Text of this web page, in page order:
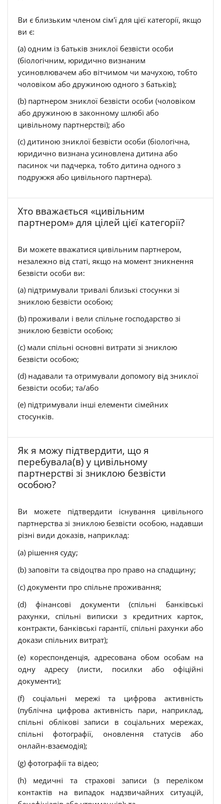
Ви є близьким членом сім'ї для цієї категорії, якщо
ви є:
(a) одним із батьків зниклої безвісти особи
(біологічним, юридично визнаним
усиновлювачем або вітчимом чи мачухою, тобто
чоловіком або дружиною одного з батьків);
(b) партнером зниклої безвісти особи (чоловіком
або дружиною в законному шлюбі або
цивільному партнерстві); або
(c) дитиною зниклої безвісти особи (біологічна,
юридично визнана усиновлена дитина або
пасинок чи падчерка, тобто дитина одного з
подружжя або цивільного партнера).
Хто вважається «цивільним
партнером» для цілей цієї категорії?
Ви можете вважатися цивільним партнером,
незалежно від статі, якщо на момент зникнення
безвісти особи ви:
(a) підтримували тривалі близькі стосунки зі
зниклою безвісти особою;
(b) проживали і вели спільне господарство зі
зниклою безвісти особою;
(c) мали спільні основні витрати зі зниклою
безвісти особою;
(d) надавали та отримували допомогу від зниклої
безвісти особи; та/або
(e) підтримували інші елементи сімейних
стосунків.
Як я можу підтвердити, що я
перебувала(в) у цивільному
партнерстві зі зниклою безвісти
особою?
Ви можете підтвердити існування цивільного
партнерства зі зниклою безвісти особою, надавши
різні види доказів, наприклад:
(a) рішення суду;
(b) заповіти та свідоцтва про право на спадщину;
(c) документи про спільне проживання;
(d) фінансові документи (спільні банківські
рахунки, спільні виписки з кредитних карток,
контракти, банківські гарантії, спільні рахунки або
докази спільних витрат);
(e) кореспонденція, адресована обом особам на
одну адресу (листи, посилки або офіційні
документи);
(f) соціальні мережі та цифрова активність
(публічна цифрова активність пари, наприклад,
спільні облікові записи в соціальних мережах,
спільні фотографії, оновлення статусів або
онлайн-взаємодія);
(g) фотографії та відео;
(h) медичні та страхові записи (з переліком
контактів на випадок надзвичайних ситуацій,